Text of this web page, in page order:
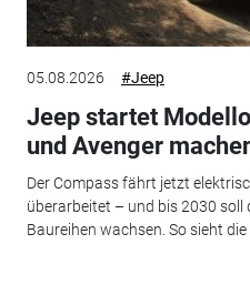
05.08.2026 #Jeep
Jeep startet
und Avenger
Der Compass fährt jetzt
überarbeitet – und bis 2030 soll
Baureihen wachsen. So sieht